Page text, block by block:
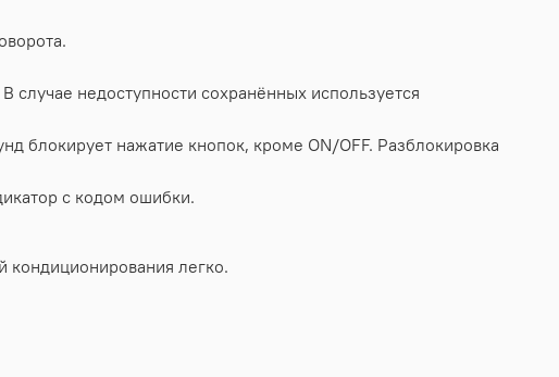
недоступности сохранённых используется
блокирует нажатие кнопок, кроме ON/OFF. Разблокировка
с кодом ошибки.
кондиционирования легко.